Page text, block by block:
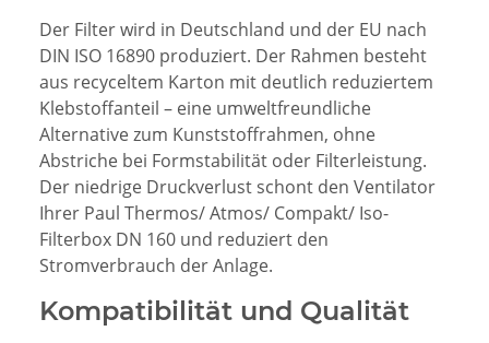
Der Filter wird in Deutschland und der EU nach
DIN ISO 16890 produziert. Der Rahmen besteht
aus recyceltem Karton mit deutlich reduziertem
Klebstoffanteil – eine umweltfreundliche
Alternative zum Kunststoffrahmen, ohne
Abstriche bei Formstabilität oder Filterleistung.
Der niedrige Druckverlust schont den Ventilator
Ihrer Paul Thermos/ Atmos/ Compakt/ Iso-
Filterbox DN 160 und reduziert den
Stromverbrauch der Anlage.
Kompatibilität und Qualität